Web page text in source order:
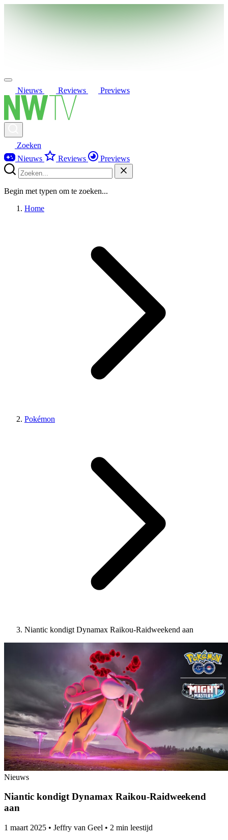
Nieuws Reviews Previews
Zoeken
Nieuws
Reviews Previews
Begin met typen om te zoeken...
Home
Pokémon
Niantic kondigt Dynamax Raikou-Raidweekend aan
Nieuws
Niantic kondigt Dynamax Raikou-Raidweekend
aan
1 maart 2025 • Jeffry van Geel • 2 min leestijd